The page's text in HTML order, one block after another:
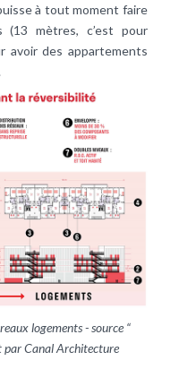
à tout moment faire
(13 mètres, c’est pour
avoir des appartements
logements - source “
par Canal Architecture